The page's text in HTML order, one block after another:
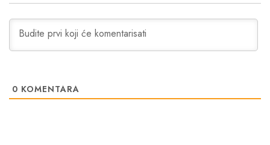
0 KOMENTARA